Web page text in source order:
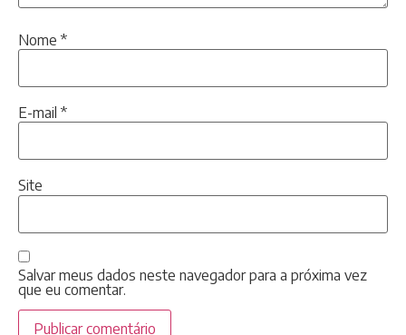
Nome *
E-mail *
Site
Salvar meus dados neste navegador para a próxima vez
que eu comentar.